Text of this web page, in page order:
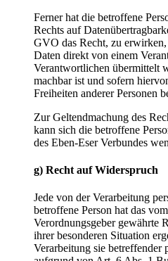
Ferner hat die betroffene
Rechts auf
GVO das Recht, zu erwirken,
Daten direkt von einem
Verantwortlichen übermittelt
machbar ist und sofern
Freiheiten anderer Personen
Zur Geltendmachung des
kann sich die betroffene
des Eben-Eser Verbundes
g) Recht auf Widerspruch
Jede von der Verarbeitung
betroffene Person hat das
Verordnungsgeber gewährte
ihrer besonderen Situation
Verarbeitung sie betreffender